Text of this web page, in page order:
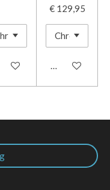
€ 129,95
In